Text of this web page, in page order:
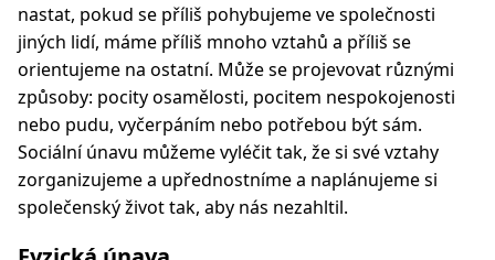
nastat, pokud se příliš pohybujeme ve společnosti
jiných lidí, máme příliš mnoho vztahů a příliš se
orientujeme na ostatní. Může se projevovat různými
způsoby: pocity osamělosti, pocitem nespokojenosti
nebo pudu, vyčerpáním nebo potřebou být sám.
Sociální únavu můžeme vyléčit tak, že si své vztahy
zorganizujeme a upřednostníme a naplánujeme si
společenský život tak, aby nás nezahltil.